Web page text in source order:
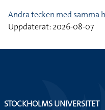
Andra tecken med samma
Uppdaterat: 2026-08-07
STOCKHOLMS UNIVERSITET